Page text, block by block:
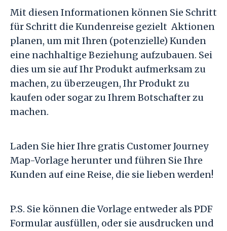
Mit diesen Informationen können Sie Schritt
für Schritt die Kundenreise gezielt Aktionen
planen, um mit Ihren (potenzielle) Kunden
eine nachhaltige Beziehung aufzubauen. Sei
dies um sie auf Ihr Produkt aufmerksam zu
machen, zu überzeugen, Ihr Produkt zu
kaufen oder sogar zu Ihrem Botschafter zu
machen.
Laden Sie hier Ihre gratis Customer Journey
Map-Vorlage herunter und führen Sie Ihre
Kunden auf eine Reise, die sie lieben werden!
P.S. Sie können die Vorlage entweder als PDF
Formular ausfüllen, oder sie ausdrucken und